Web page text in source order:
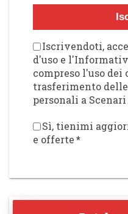
Iscrivendoti,
d'uso e
compreso l'uso dei
trasferimento
personali a
Sì, tienimi
e offerte*